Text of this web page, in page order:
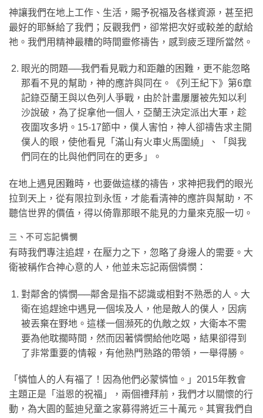
神讓我們在地上工作、生活，賜予祝福及各樣資源，甚至把
最好的耶穌給了我們；反觀我們，卻常把次好或較差的獻給
祂。我們用精神最糟的時間靈修禱告，感到疲乏理所當然。
眼光的問題──我們看見戰力和距離的困難，更不能忽略
那看不見的幫助，神的應許與同在。《列王紀下》第6章
記錄亞蘭王與以色列人爭戰，由於計畫屢屢被先知以利
沙說破，為了捉拿他一個人，亞蘭王決定派出大軍，趁
夜圍攻多坍。15-17節中，僕人害怕，神人卻禱告求主開
僕人的眼，使他看見「滿山有火車火馬圍繞」、「與我
們同在的比與他們同在的更多」。
在地上遇見困難時，也要做這樣的禱告，求神把我們的眼光
拉到天上，從有限拉到永恆，才能看清神的應許與幫助，不
聽信世界的價值，得以倚靠那眼不能見的力量來克服一切。
三、不可忘記憐憫
有時我們專注追趕，在壓力之下，忽略了身邊人的需要。大
衛被稱作合神心意的人，他並未忘記兩個憐憫：
對鄰舍的憐憫──鄰舍是指不認識或相對不熟悉的人。大
衛在追趕途中遇見一個埃及人，他是敵人的僕人，因病
被丟棄在野地。這樣一個瀕死的仇敵之奴，大衛本不需
要為他耽擱時間，然而因著憐憫給他吃喝，結果卻得到
了非常重要的情報，有他熟門熟路的帶領，一舉得勝。
「憐恤人的人有福了！因為他們必蒙憐恤。」2015年教會
主題正是「溢恩的祝福」，兩個禮拜前，我們才以關懷的行
動，為大園的藍迪兒童之家募得將近三十萬元。其實我們自